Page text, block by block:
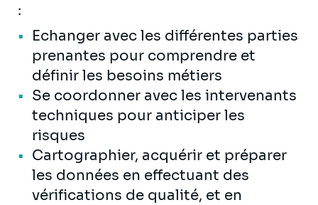
:
Echanger avec les différentes parties
prenantes pour comprendre et
définir les besoins métiers
Se coordonner avec les intervenants
techniques pour anticiper les
risques
Cartographier, acquérir et préparer
les données en effectuant des
vérifications de qualité, et en